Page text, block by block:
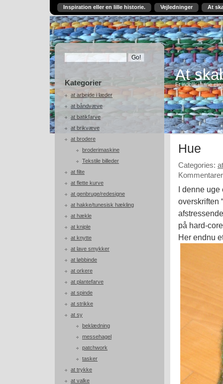
Inspiration eller en lille historie. Vejledninger At
Kategorier
at arbejde i læder
at båndvæve
at batikfarve
at brikvæve
at brodere
broderimaskine
Tekstile billeder
at filte
at flette kurve
at genbruge/redesigne
at hakke/tunesisk hækling
at hækle
at kniple
at knytte
at lave smykker
at løbbinde
at orkere
at plantefarve
at spinde
at strikke
at sy
beklædning
messehagel
patchwork
tasker
at trykke
at valke
At
Et indblik i mine
Hue
Categories:
I denne uge
overskriften “
på hard-
Her endnu